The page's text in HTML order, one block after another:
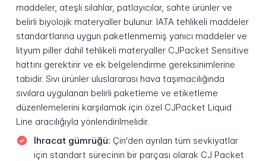
maddeler, ateşli silahlar, patlayıcılar, sahte ürünler ve
belirli biyolojik materyaller bulunur. IATA tehlikeli maddeler
standartlarına uygun paketlenmemiş yanıcı maddeler ve
lityum piller dahil tehlikeli materyaller CJPacket Sensitive
hattını gerektirir ve ek belgelendirme gereksinimlerine
tabidir. Sıvı ürünler uluslararası hava taşımacılığında
sıvılara uygulanan belirli paketleme ve etiketleme
düzenlemelerini karşılamak için özel CJPacket Liquid
Line aracılığıyla yönlendirilmelidir.
İhracat gümrüğü: Çin'den ayrılan tüm sevkiyatlar
için standart sürecinin bir parçası olarak CJ Packet